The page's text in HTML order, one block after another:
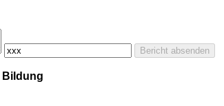
Bericht absenden
Bildung